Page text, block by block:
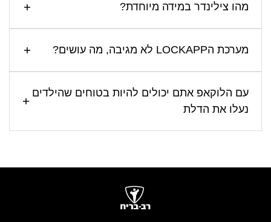
מהו צילינדר במידה מיוחדת?
מערכת הLOCKAPP לא מגיבה, מה עושים?
עם הלוקאפ אתם יכולים להיות בטוחים שהילדים
נעלו את הדלת